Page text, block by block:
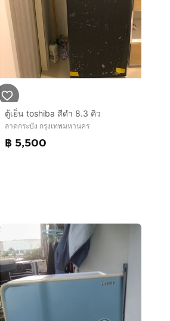
ตู้เย็น toshiba สีดำ 8.3 คิว
ลาดกระบัง กรุงเทพมหานคร
฿ 5,500